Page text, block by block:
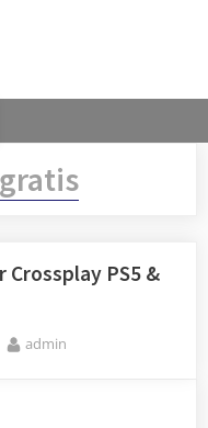
PS5 &
By
admin